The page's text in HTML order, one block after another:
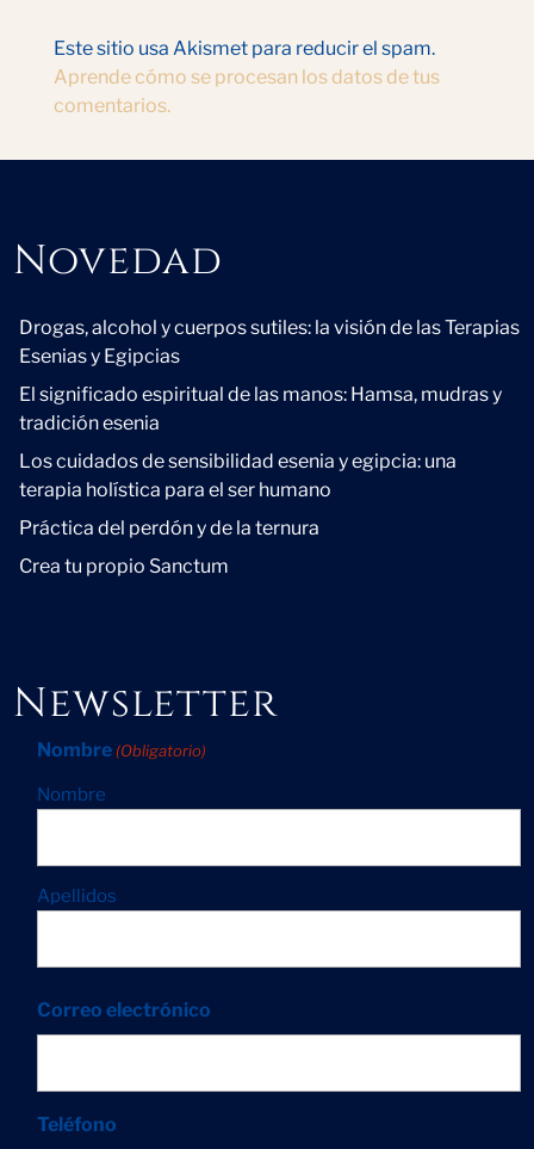
Este sitio usa Akismet para reducir el spam.
Aprende cómo se procesan los datos de tus
comentarios.
Novedad
Novedad
Drogas, alcohol y cuerpos sutiles: la visión de las Terapias
Esenias y Egipcias
El significado espiritual de las manos: Hamsa, mudras y
tradición esenia
Los cuidados de sensibilidad esenia y egipcia: una
terapia holística para el ser humano
Práctica del perdón y de la ternura
Crea tu propio Sanctum
Newsletter
Nombre (Obligatorio)
Nombre
Apellidos
Correo electrónico
Teléfono